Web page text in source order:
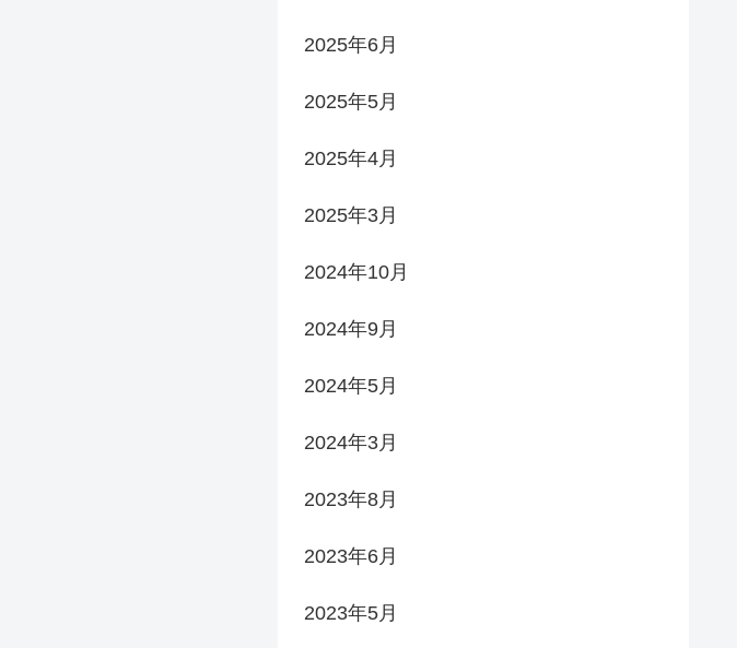
2025年6月
2025年5月
2025年4月
2025年3月
2024年10月
2024年9月
2024年5月
2024年3月
2023年8月
2023年6月
2023年5月